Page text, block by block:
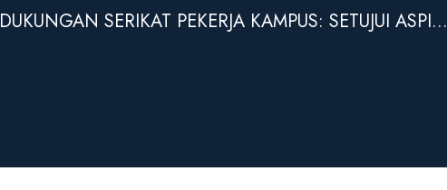
DUKUNGAN SERIKAT PEKERJA KAMPUS: SETUJUI ASPI...